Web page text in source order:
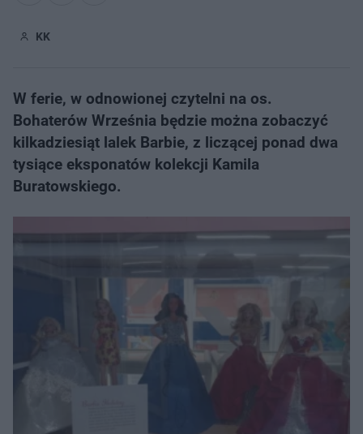
KK
W ferie, w odnowionej czytelni na os.
Bohaterów Września będzie można zobaczyć
kilkadziesiąt lalek Barbie, z liczącej ponad dwa
tysiące eksponatów kolekcji Kamila
Buratowskiego.